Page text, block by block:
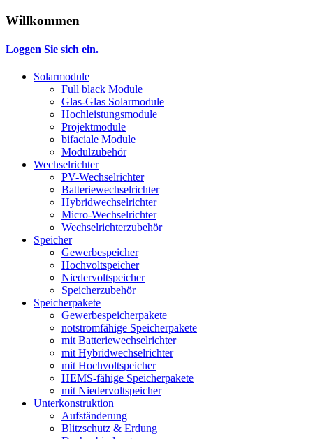
Willkommen
Loggen Sie sich ein.
Solarmodule
Full black Module
Glas-Glas Solarmodule
Hochleistungsmodule
Projektmodule
bifaciale Module
Modulzubehör
Wechselrichter
PV-Wechselrichter
Batteriewechselrichter
Hybridwechselrichter
Micro-Wechselrichter
Wechselrichterzubehör
Speicher
Gewerbespeicher
Hochvoltspeicher
Niedervoltspeicher
Speicherzubehör
Speicherpakete
Gewerbespeicherpakete
notstromfähige Speicherpakete
mit Batteriewechselrichter
mit Hybridwechselrichter
mit Hochvoltspeicher
HEMS-fähige Speicherpakete
mit Niedervoltspeicher
Unterkonstruktion
Aufständerung
Blitzschutz & Erdung